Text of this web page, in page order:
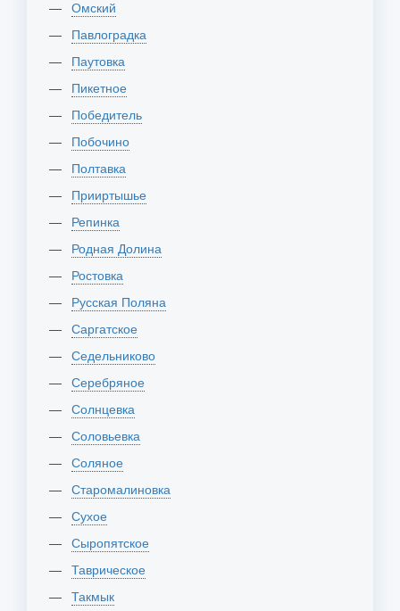
Омский
Павлоградка
Паутовка
Пикетное
Победитель
Побочино
Полтавка
Прииртышье
Репинка
Родная Долина
Ростовка
Русская Поляна
Саргатское
Седельниково
Серебряное
Солнцевка
Соловьевка
Соляное
Старомалиновка
Сухое
Сыропятское
Таврическое
Такмык